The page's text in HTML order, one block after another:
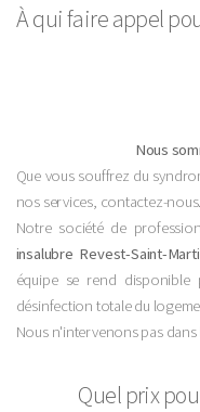
À qui faire appel
Nous
Que vous souffrez du
nos services, contactez-nous.
Notre société de
insalubre Revest-Saint-
équipe se rend disponible
désinfection totale du
Nous n'intervenons pas dans
Quel prix